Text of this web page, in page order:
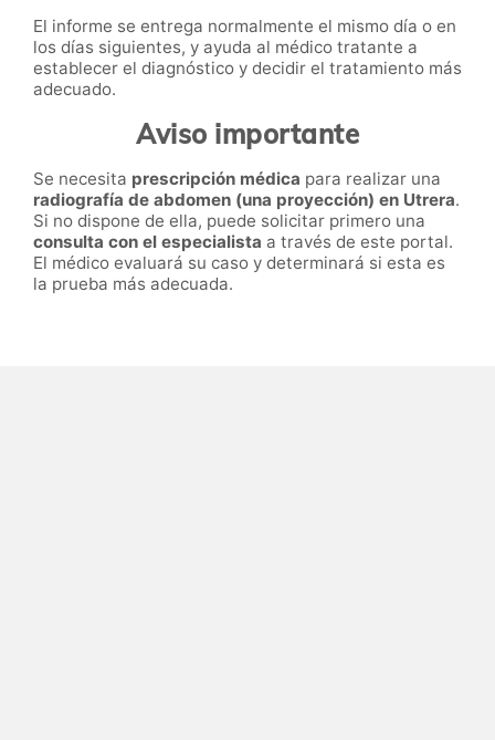
El informe se entrega normalmente el mismo día o en
los días siguientes, y ayuda al médico tratante a
establecer el diagnóstico y decidir el tratamiento más
adecuado.
Aviso importante
Se necesita prescripción médica para realizar una
radiografía de abdomen (una proyección) en Utrera.
Si no dispone de ella, puede solicitar primero una
consulta con el especialista a través de este portal.
El médico evaluará su caso y determinará si esta es
la prueba más adecuada.